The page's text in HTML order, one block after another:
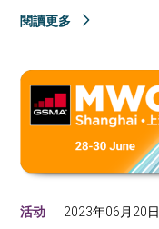
閱讀更多
活动 2023年06月20日